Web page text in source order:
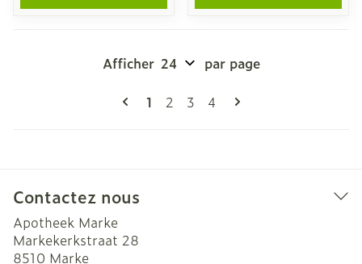
Pages
Vous lisez actuellement la page
1 Page
2 Page
3 Page
4
Afficher par page
Contactez nous
Apotheek Marke
Markekerkstraat 28
8510 Marke